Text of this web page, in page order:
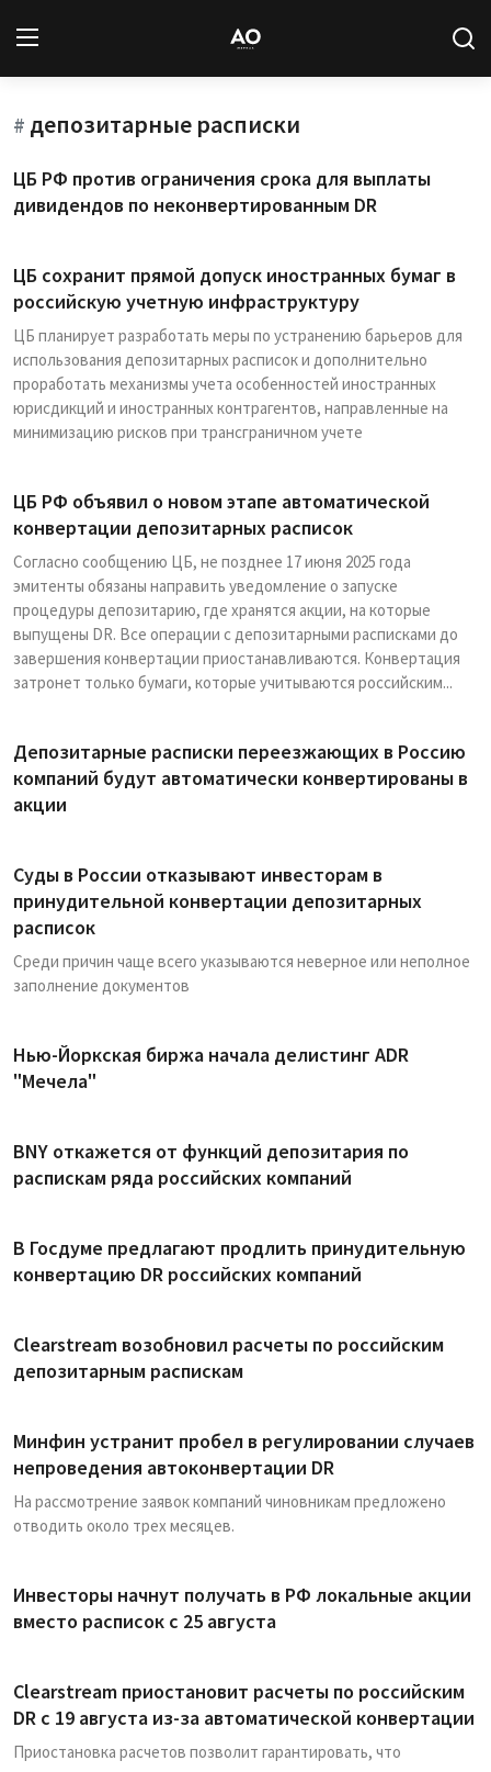
Вход Регистрация
Новости
Авторы
Архив
База знаний
# депозитарные расписки
ЦБ РФ против ограничения срока для выплаты
дивидендов по неконвертированным DR
ЦБ сохранит прямой допуск иностранных бумаг в
российскую учетную инфраструктуру
ЦБ планирует разработать меры по устранению барьеров для
использования депозитарных расписок и дополнительно
проработать механизмы учета особенностей иностранных
юрисдикций и иностранных контрагентов, направленные на
минимизацию рисков при трансграничном учете
ЦБ РФ объявил о новом этапе автоматической
конвертации депозитарных расписок
Согласно сообщению ЦБ, не позднее 17 июня 2025 года
эмитенты обязаны направить уведомление о запуске
процедуры депозитарию, где хранятся акции, на которые
выпущены DR. Все операции с депозитарными расписками до
завершения конвертации приостанавливаются. Конвертация
затронет только бумаги, которые учитываются российским...
Депозитарные расписки переезжающих в Россию
компаний будут автоматически конвертированы в
акции
Суды в России отказывают инвесторам в
принудительной конвертации депозитарных
расписок
Среди причин чаще всего указываются неверное или неполное
заполнение документов
Нью-Йоркская биржа начала делистинг ADR
"Мечела"
BNY откажется от функций депозитария по
распискам ряда российских компаний
В Госдуме предлагают продлить принудительную
конвертацию DR российских компаний
Clearstream возобновил расчеты по российским
депозитарным распискам
Минфин устранит пробел в регулировании случаев
непроведения автоконвертации DR
На рассмотрение заявок компаний чиновникам предложено
отводить около трех месяцев.
Инвесторы начнут получать в РФ локальные акции
вместо расписок с 25 августа
Clearstream приостановит расчеты по российским
DR с 19 августа из-за автоматической конвертации
Приостановка расчетов позволит гарантировать, что